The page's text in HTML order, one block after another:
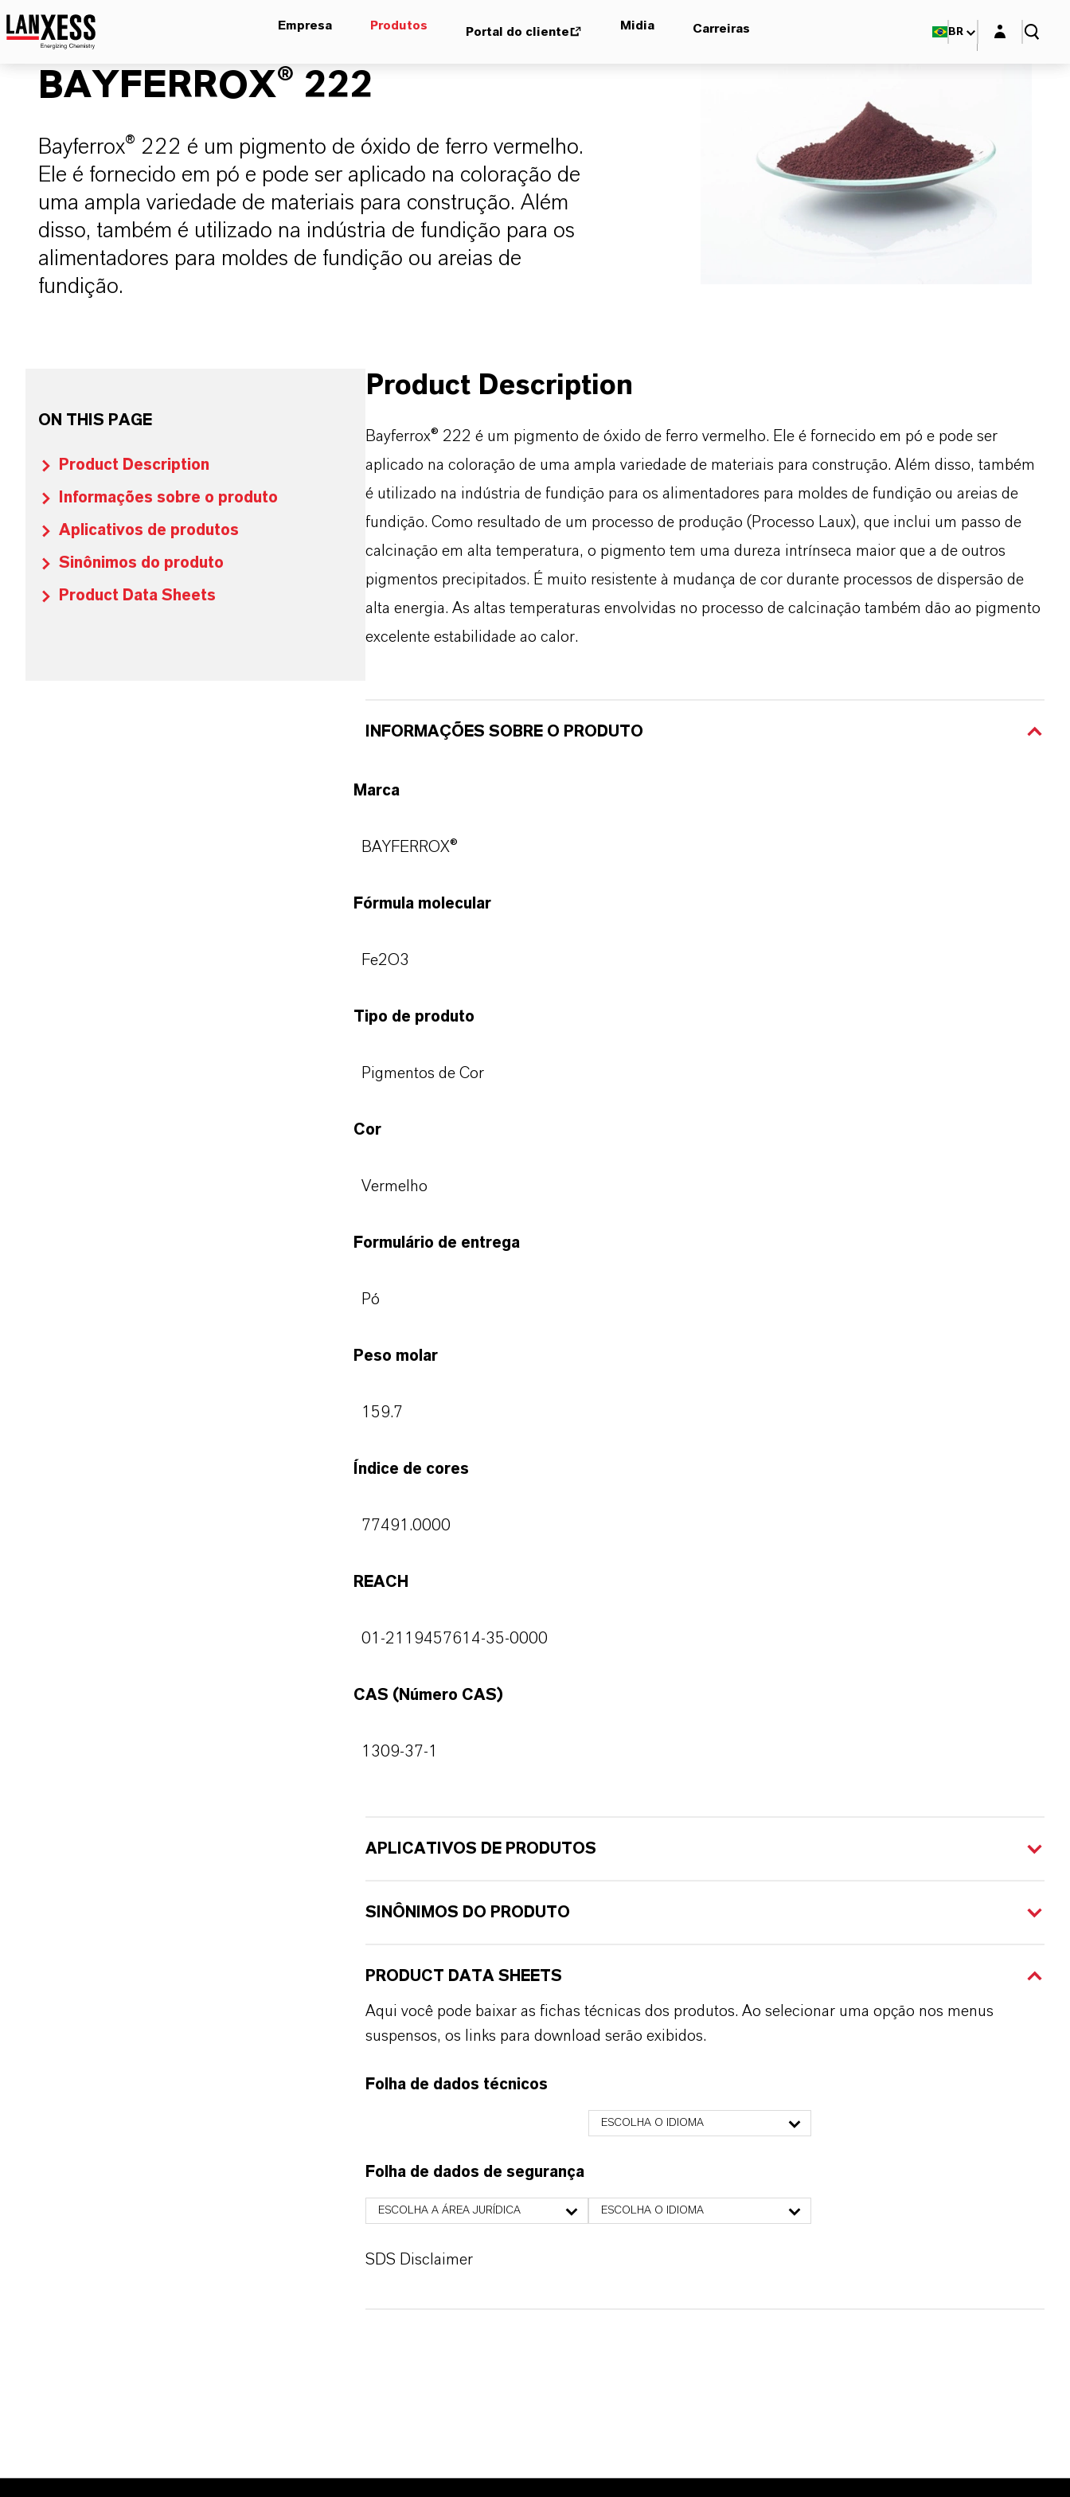
Empresa Produtos Portal do cliente Midia Carreiras BR Login layer
BAYFERROX® 222
Bayferrox® 222 é um pigmento de óxido de ferro vermelho.
Ele é fornecido em pó e pode ser aplicado na coloração de
uma ampla variedade de materiais para construção. Além
disso, também é utilizado na indústria de fundição para os
alimentadores para moldes de fundição ou areias de
fundição.
ON THIS PAGE
Product Description
Informações sobre o produto
Aplicativos de produtos
Sinônimos do produto
Product Data Sheets
Product Description
Bayferrox® 222 é um pigmento de óxido de ferro vermelho. Ele é fornecido em pó e pode ser
aplicado na coloração de uma ampla variedade de materiais para construção. Além disso, também
é utilizado na indústria de fundição para os alimentadores para moldes de fundição ou areias de
fundição. Como resultado de um processo de produção (Processo Laux), que inclui um passo de
calcinação em alta temperatura, o pigmento tem uma dureza intrínseca maior que a de outros
pigmentos precipitados. É muito resistente à mudança de cor durante processos de dispersão de
alta energia. As altas temperaturas envolvidas no processo de calcinação também dão ao pigmento
excelente estabilidade ao calor.
INFORMAÇÕES SOBRE O PRODUTO
Marca
BAYFERROX®
Fórmula molecular
Fe2O3
Tipo de produto
Pigmentos de Cor
Cor
Vermelho
Formulário de entrega
Pó
Peso molar
159.7
Índice de cores
77491.0000
REACH
01-2119457614-35-0000
CAS (Número CAS)
1309-37-1
APLICATIVOS DE PRODUTOS
SINÔNIMOS DO PRODUTO
PRODUCT DATA SHEETS
Aqui você pode baixar as fichas técnicas dos produtos. Ao selecionar uma opção nos menus
suspensos, os links para download serão exibidos.
Folha de dados técnicos
ESCOLHA O IDIOMA
Folha de dados de segurança
ESCOLHA A ÁREA JURÍDICA ESCOLHA O IDIOMA
SDS Disclaimer